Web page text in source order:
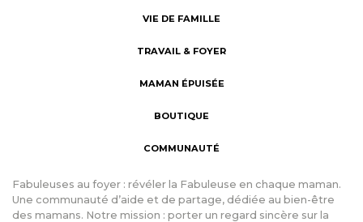
VIE DE FAMILLE
TRAVAIL & FOYER
MAMAN ÉPUISÉE
BOUTIQUE
COMMUNAUTÉ
Fabuleuses au foyer : révéler la Fabuleuse en chaque maman.
Une communauté d’aide et de partage, dédiée au bien-être
des mamans. Notre mission : porter un regard sincère sur la